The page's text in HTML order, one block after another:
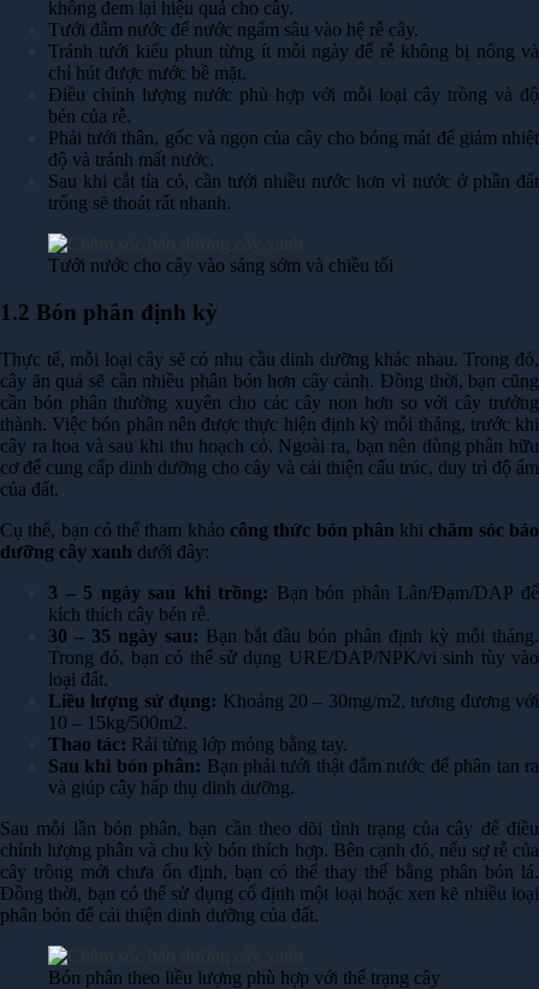
không đem lại hiệu quả cho cây.
Tưới đẫm nước để nước ngấm sâu vào hệ rễ cây.
Tránh tưới kiểu phun từng ít mỗi ngày để rễ không bị nông và
chỉ hút được nước bề mặt.
Điều chỉnh lượng nước phù hợp với mỗi loại cây trồng và độ
bén của rễ.
Phải tưới thân, gốc và ngọn của cây cho bóng mát để giảm nhiệt
độ và tránh mất nước.
Sau khi cắt tỉa cỏ, cần tưới nhiều nước hơn vì nước ở phần đất
trống sẽ thoát rất nhanh.
Tưới nước cho cây vào sáng sớm và chiều tối
1.2 Bón phân định kỳ
Thực tế, mỗi loại cây sẽ có nhu cầu dinh dưỡng khác nhau. Trong đó,
cây ăn quả sẽ cần nhiều phân bón hơn cây cảnh. Đồng thời, bạn cũng
cần bón phân thường xuyên cho các cây non hơn so với cây trưởng
thành. Việc bón phân nên được thực hiện định kỳ mỗi tháng, trước khi
cây ra hoa và sau khi thu hoạch cỏ. Ngoài ra, bạn nên dùng phân hữu
cơ để cung cấp dinh dưỡng cho cây và cải thiện cấu trúc, duy trì độ ẩm
của đất.
Cụ thể, bạn có thể tham khảo công thức bón phân khichăm sóc bảo
dưỡng cây xanh dưới đây:
3 – 5 ngày sau khi trồng: Bạn bón phân Lân/Đạm/DAP để
kích thích cây bén rễ.
30 – 35 ngày sau: Bạn bắt đầu bón phân định kỳ mỗi tháng.
Trong đó, bạn có thể sử dụng URE/DAP/NPK/vi sinh tùy vào
loại đất.
Liều lượng sử dụng: Khoảng 20 – 30mg/m2, tương đương với
10 – 15kg/500m2.
Thao tác: Rải từng lớp mỏng bằng tay.
Sau khi bón phân: Bạn phải tưới thật đẫm nước để phân tan ra
và giúp cây hấp thụ dinh dưỡng.
Sau mỗi lần bón phân, bạn cần theo dõi tình trạng của cây để điều
chỉnh lượng phân và chu kỳ bón thích hợp. Bên cạnh đó, nếu sợ rễ của
cây trồng mới chưa ổn định, bạn có thể thay thế bằng phân bón lá.
Đồng thời, bạn có thể sử dụng cố định một loại hoặc xen kẽ nhiều loại
phân bón để cải thiện dinh dưỡng của đất.
Bón phân theo liều lượng phù hợp với thể trạng cây